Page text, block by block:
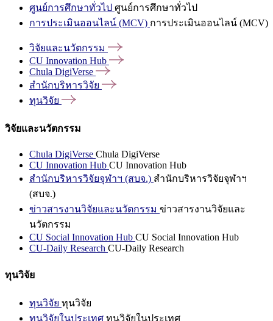
ศูนย์การศึกษาทั่วไป ศูนย์การศึกษาทั่วไป
การประเมินออนไลน์ (MCV) การประเมินออนไลน์ (MCV)
วิจัยและนวัตกรรม
CU Innovation Hub
Chula DigiVerse
สำนักบริหารวิจัย
ทุนวิจัย
วิจัยและนวัตกรรม
Chula DigiVerse Chula DigiVerse
CU Innovation Hub CU Innovation Hub
สำนักบริหารวิจัยจุฬาฯ (สบจ.) สำนักบริหารวิจัยจุฬาฯ
(สบจ.)
ข่าวสารงานวิจัยและนวัตกรรม ข่าวสารงานวิจัยและ
นวัตกรรม
CU Social Innovation Hub CU Social Innovation Hub
CU-Daily Research CU-Daily Research
ทุนวิจัย
ทุนวิจัย ทุนวิจัย
ทุนวิจัยในประเทศ ทุนวิจัยในประเทศ